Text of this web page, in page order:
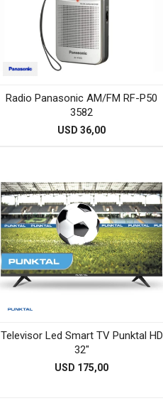
Radio Panasonic AM/FM RF-P50
3582
USD 36,00
Televisor Led Smart TV Punktal HD
32"
USD 175,00